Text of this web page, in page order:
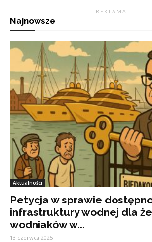
R E K L A M A
Najnowsze
Aktualności
Petycja w sprawie
infrastruktury wodnej dla
wodniaków w...
13 czerwca 2025